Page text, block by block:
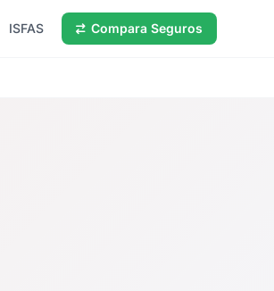
ISFAS Compara Seguros